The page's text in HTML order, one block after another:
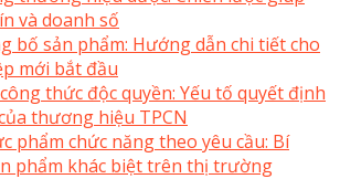
và doanh số
bố sản phẩm: Hướng dẫn chi tiết cho
mới bắt đầu
thức độc quyền: Yếu tố quyết định
thương hiệu TPCN
phẩm chức năng theo yêu cầu: Bí
phẩm khác biệt trên thị trường